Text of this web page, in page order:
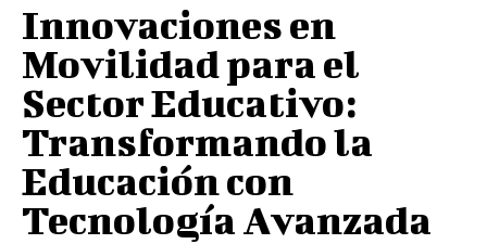
Innovaciones en
Movilidad para el
Sector Educativo:
Transformando la
Educación con
Tecnología Avanzada